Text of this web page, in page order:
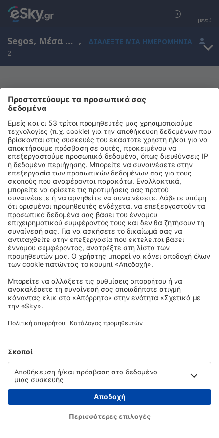
μενού
Segos, Μέσα Πυρηναία, Γαλλία ,
ΔΙΑΛΈΞΤΕ ΜΙΑ ΗΜΕΡΟΜΗΝΊΑ
2
Μας συγχωρείτε, δεν υπάρχουν
αποτελέσματα για την αναζήτησή σας
Προσπαθήστε να κάνετε αναζήτηση με διαφορετικά κριτήρια
Copyright © eSky.gr. Με την επιφύλαξη παντός νομίμου δικαιώματος.